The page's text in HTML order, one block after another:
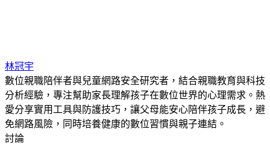
林冠宇
數位親職陪伴者與兒童網路安全研究者，結合親職教育與科技
分析經驗，專注幫助家長理解孩子在數位世界的心理需求。熱
愛分享實用工具與防護技巧，讓父母能安心陪伴孩子成長，避
免網路風險，同時培養健康的數位習慣與親子連結。
討論